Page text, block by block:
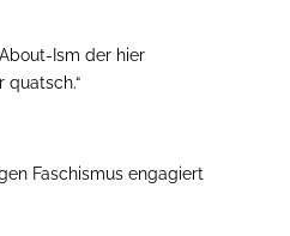
Ism der hier
Faschismus engagiert